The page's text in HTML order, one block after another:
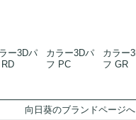
ー3Dパ
カラー3Dパ
フ PC
カラー
フ GR
向日葵のブランドページへ